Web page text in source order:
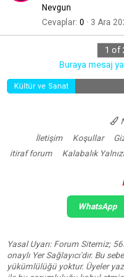
Nevgun
Cevaplar 0 3 Ara
1 of
Buraya mesaj
Kültür ve Sanat
İletişim
Koşullar
itiraf forum Kalabalık
WhatsApp
Yasal Uyarı: Forum Sitemiz;
onaylı Yer Sağlayıcı'dır. Bu
yükümlülüğü yoktur. Üyeler